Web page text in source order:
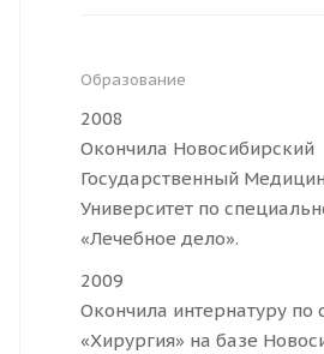
Образование
2008
Окончила Новосибирский
Государственный
Университет по
«Лечебное дело».
2009
Окончила интернатуру по
«Хирургия» на базе